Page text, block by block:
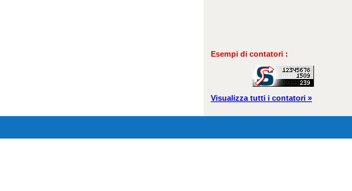
Esempi di contatori :
Visualizza tutti i contatori »